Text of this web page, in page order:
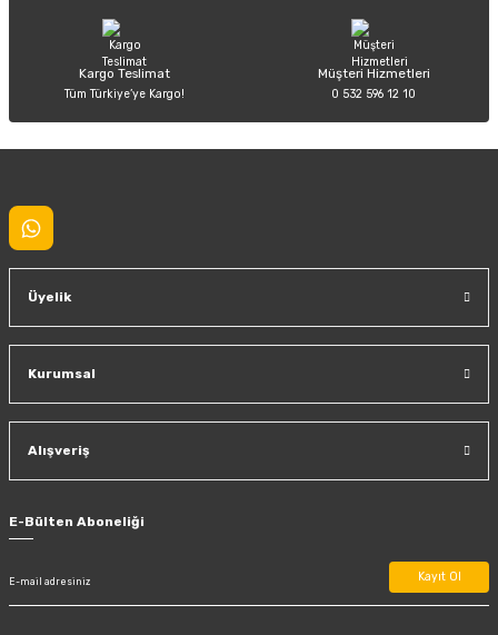
Kargo Teslimat
Tüm Türkiye’ye Kargo!
Müşteri Hizmetleri
0 532 596 12 10
Üyelik
Kurumsal
Alışveriş
E-Bülten Aboneliği
Kayıt Ol